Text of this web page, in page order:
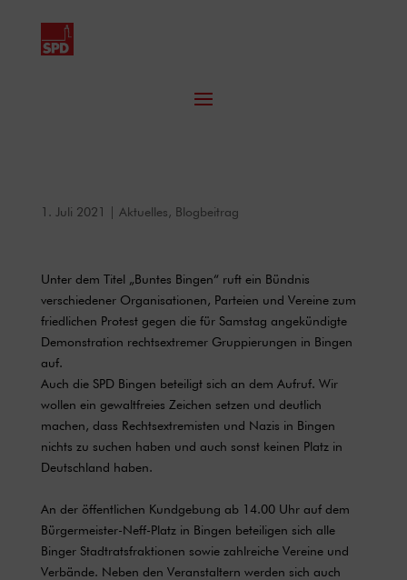
1. Juli 2021 Aktuelles, Blogbeitrag
Unter dem Titel „Buntes Bingen“ ruft ein Bündnis
verschiedener Organisationen, Parteien und Vereine zum
friedlichen Protest gegen die für Samstag angekündigte
Demonstration rechtsextremer Gruppierungen in Bingen
auf.
Auch die SPD Bingen beteiligt sich an dem Aufruf. Wir
wollen ein gewaltfreies Zeichen setzen und deutlich
machen, dass Rechtsextremisten und Nazis in Bingen
nichts zu suchen haben und auch sonst keinen Platz in
Deutschland haben.
An der öffentlichen Kundgebung ab 14.00 Uhr auf dem
Bürgermeister-Neff-Platz in Bingen beteiligen sich alle
Binger Stadtratsfraktionen sowie zahlreiche Vereine und
Verbände. Neben den Veranstaltern werden sich auch